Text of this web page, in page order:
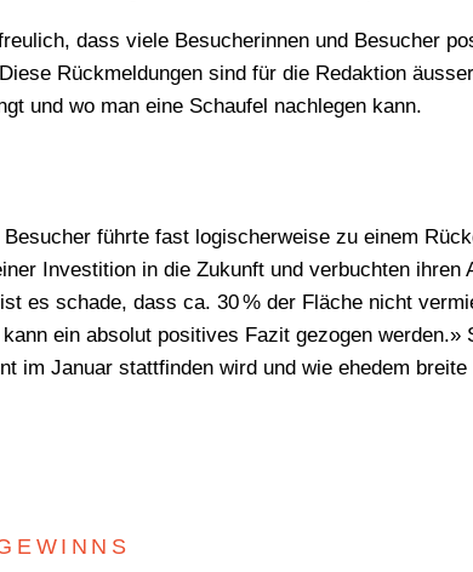
dass viele Besucherinnen und Besucher
Rückmeldungen sind für die Redaktion
und wo man eine Schaufel nachlegen kann.
führte fast logischerweise zu einem
Investition in die Zukunft und verbuchten ihren
es schade, dass ca. 30 % der Fläche nicht
ein absolut positives Fazit gezogen werden.»
im Januar stattfinden wird und wie ehedem
SUCHEN SIE?